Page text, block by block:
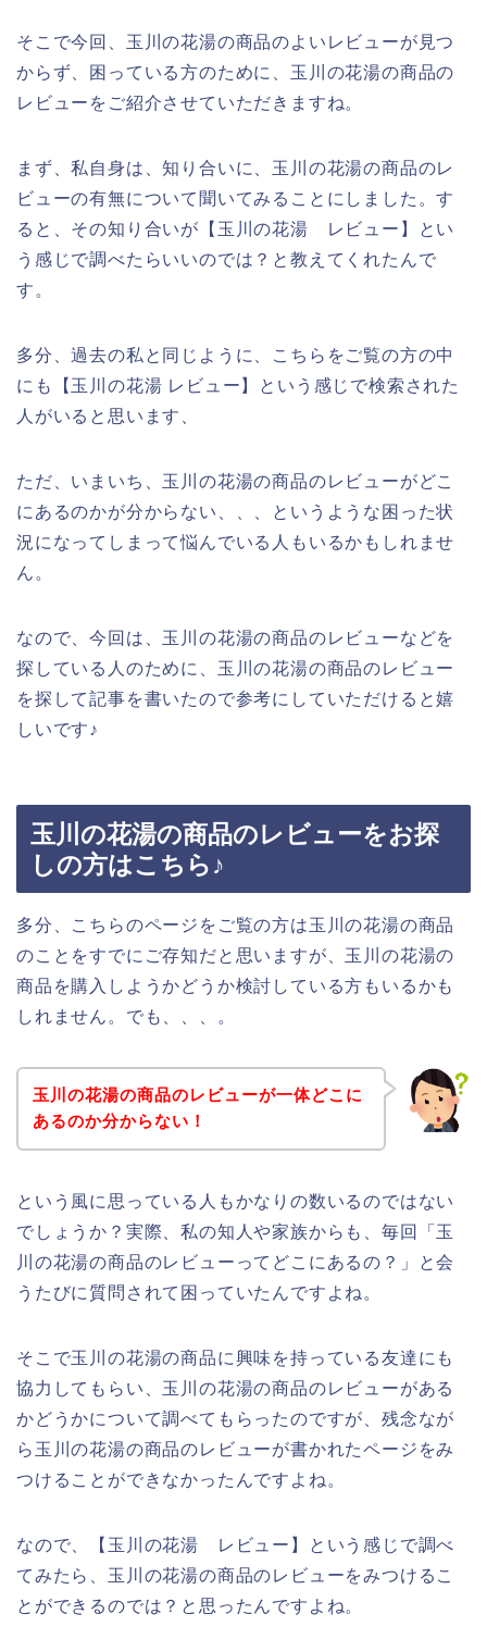
そこで今回、玉川の花湯の商品のよいレビューが見つ
からず、困っている方のために、玉川の花湯の商品の
レビューをご紹介させていただきますね。
まず、私自身は、知り合いに、玉川の花湯の商品のレ
ビューの有無について聞いてみることにしました。す
ると、その知り合いが【玉川の花湯 レビュー】とい
う感じで調べたらいいのでは？と教えてくれたんで
す。
多分、過去の私と同じように、こちらをご覧の方の中
にも【玉川の花湯 レビュー】という感じで検索された
人がいると思います、
ただ、いまいち、玉川の花湯の商品のレビューがどこ
にあるのかが分からない、、、というような困った状
況になってしまって悩んでいる人もいるかもしれませ
ん。
なので、今回は、玉川の花湯の商品のレビューなどを
探している人のために、玉川の花湯の商品のレビュー
を探して記事を書いたので参考にしていただけると嬉
しいです♪
玉川の花湯の商品のレビューをお探
しの方はこちら♪
多分、こちらのページをご覧の方は玉川の花湯の商品
のことをすでにご存知だと思いますが、玉川の花湯の
商品を購入しようかどうか検討している方もいるかも
しれません。でも、、、。
玉川の花湯の商品のレビューが一体どこに
あるのか分からない！
という風に思っている人もかなりの数いるのではない
でしょうか？実際、私の知人や家族からも、毎回「玉
川の花湯の商品のレビューってどこにあるの？」と会
うたびに質問されて困っていたんですよね。
そこで玉川の花湯の商品に興味を持っている友達にも
協力してもらい、玉川の花湯の商品のレビューがある
かどうかについて調べてもらったのですが、残念なが
ら玉川の花湯の商品のレビューが書かれたページをみ
つけることができなかったんですよね。
なので、【玉川の花湯 レビュー】という感じで調べ
てみたら、玉川の花湯の商品のレビューをみつけるこ
とができるのでは？と思ったんですよね。